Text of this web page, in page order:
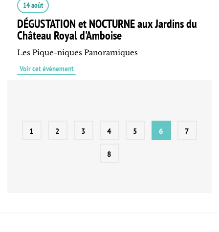
14 août
DÉGUSTATION et NOCTURNE aux Jardins du
Château Royal d'Amboise
Les Pique-niques Panoramiques
Voir cet événement
1 2 3 4 5 6 7
8